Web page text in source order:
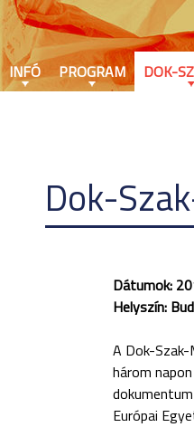
Dok-
Dátumok:
Helyszín:
A Dok-
három
Európai
INFÓ PROGRAM DOK-